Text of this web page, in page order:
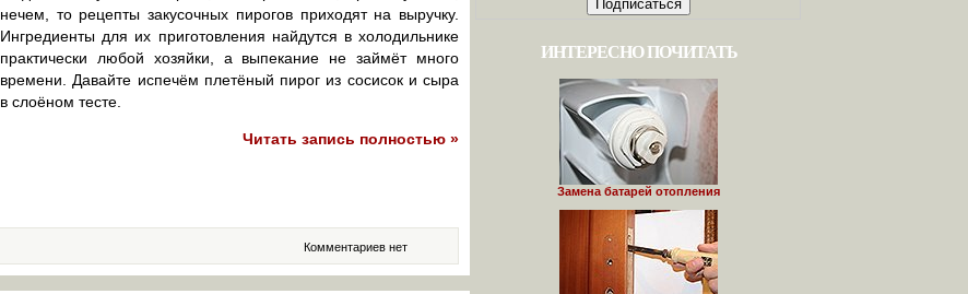
нечем, то рецепты закусочных пирогов приходят на выручку.
Ингредиенты для их приготовления найдутся в холодильнике
практически любой хозяйки, а выпекание не займёт много
времени. Давайте испечём плетёный пирог из сосисок и сыра
в слоёном тесте.
Читать запись полностью »
Комментариев нет
ИНТЕРЕСНО ПОЧИТАТЬ
Замена батарей отопления